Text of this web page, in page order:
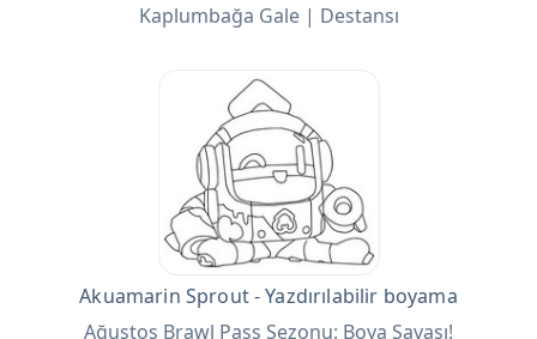
Kaplumbağa Gale | Destansı
Akuamarin Sprout - Yazdırılabilir boyama
Ağustos Brawl Pass Sezonu: Boya Savaşı!